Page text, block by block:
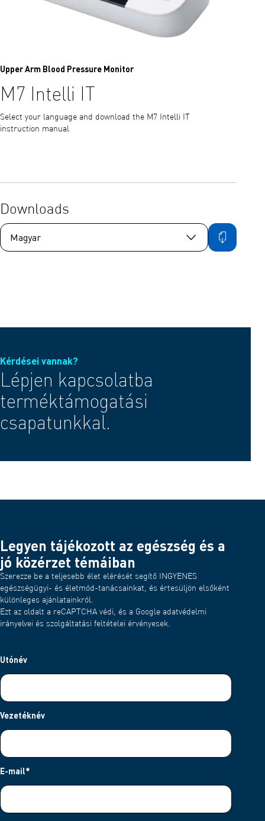
Upper Arm Blood Pressure Monitor
M7 Intelli IT
Select your language and download the M7 Intelli IT
instruction manual
Downloads
Kérdései vannak?
Lépjen kapcsolatba
terméktámogatási
csapatunkkal.
Legyen tájékozott az egészség és a
jó közérzet témáiban
Szerezze be a teljesebb élet elérését segítő INGYENES
egészségügyi- és életmód-tanácsainkat, és értesüljön elsőként
különleges ajánlatainkról.
Ezt az oldalt a reCAPTCHA védi, és a Google adatvédelmi
irányelvei és szolgáltatási feltételei érvényesek.
Utónév
Vezetéknév
E-mail*